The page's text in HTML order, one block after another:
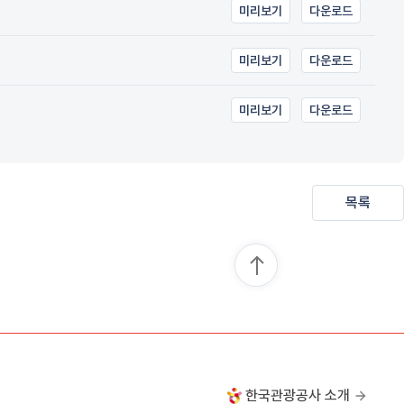
미리보기 다운로드
미리보기 다운로드
미리보기 다운로드
목록
한국관광공사 소개